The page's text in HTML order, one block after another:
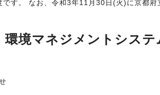
です。 なお、令和3年11月30日(火)に京都府
環境マネジメントシステ